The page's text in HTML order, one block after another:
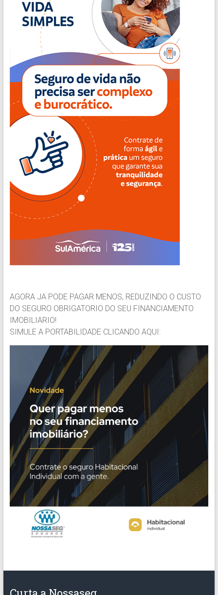
AGORA JA PODE PAGAR MENOS, REDUZINDO O CUSTO
DO SEGURO OBRIGATORIO DO SEU FINANCIAMENTO
IMOBILIARIO!
SIMULE A PORTABILIDADE CLICANDO AQUI: